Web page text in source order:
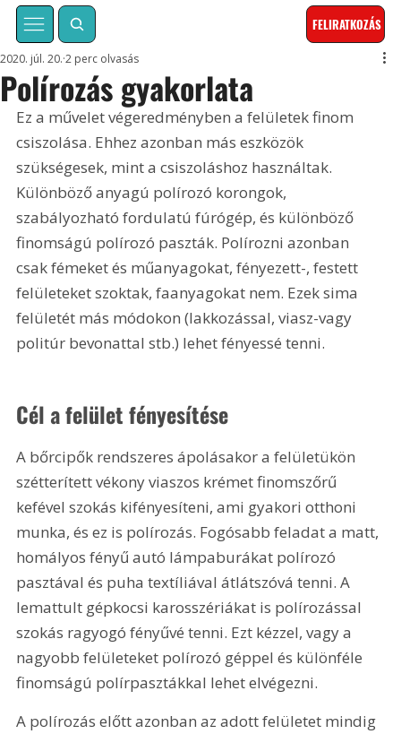
FELIRATKOZÁS
Polírozás gyakorlata
2020. júl. 20. 2 perc olvasás
Ez a művelet végeredményben a felületek finom
csiszolása. Ehhez azonban más eszközök
szükségesek, mint a csiszoláshoz használtak.
Különböző anyagú polírozó korongok,
szabályozható fordulatú fúrógép, és különböző
finomságú polírozó paszták. Polírozni azonban
csak fémeket és műanyagokat, fényezett-, festett
felületeket szoktak, faanyagokat nem. Ezek sima
felületét más módokon (lakkozással, viasz-vagy
politúr bevonattal stb.) lehet fényessé tenni.
Cél a felület fényesítése
A bőrcipők rendszeres ápolásakor a felületükön
szétterített vékony viaszos krémet finomszőrű
kefével szokás kifényesíteni, ami gyakori otthoni
munka, és ez is polírozás. Fogósabb feladat a matt,
homályos fényű autó lámpaburákat polírozó
pasztával és puha textíliával átlátszóvá tenni. A
lemattult gépkocsi karosszériákat is polírozással
szokás ragyogó fényűvé tenni. Ezt kézzel, vagy a
nagyobb felületeket polírozó géppel és különféle
finomságú polírpasztákkal lehet elvégezni.
A polírozás előtt azonban az adott felületet mindig